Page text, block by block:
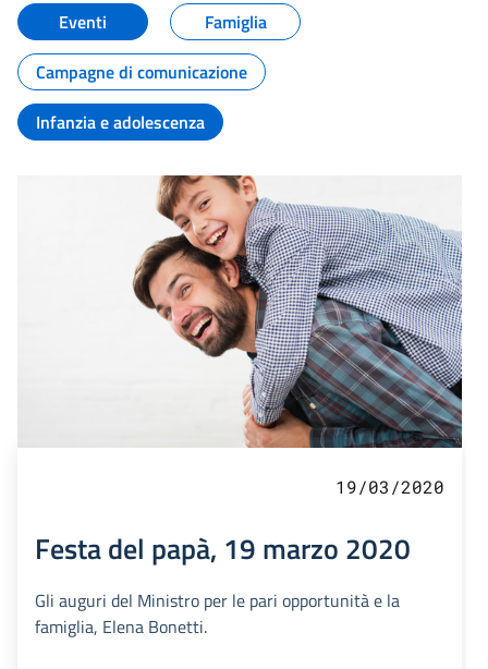
Eventi
Famiglia
Campagne di comunicazione
Infanzia e adolescenza
19/03/2020
Festa del papà, 19 marzo 2020
Gli auguri del Ministro per le pari opportunità e la
famiglia, Elena Bonetti.